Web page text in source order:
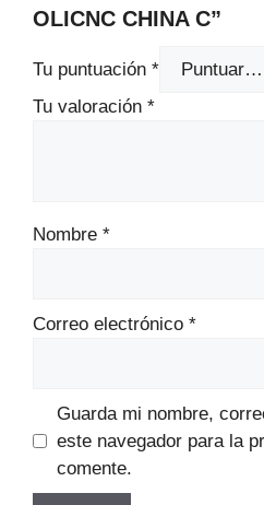
OLICNC CHINA C”
Tu puntuación *
Tu valoración *
Nombre *
Correo electrónico *
Guarda mi nombre,
este navegador para la
comente.